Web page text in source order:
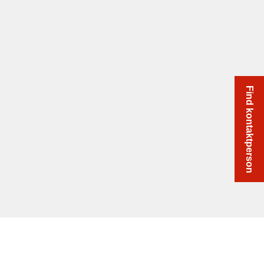
Find kontaktperson